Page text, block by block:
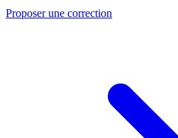
Proposer une correction